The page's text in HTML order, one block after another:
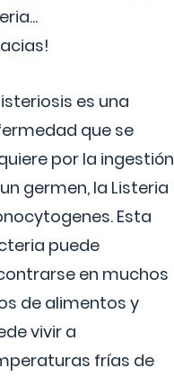
es una
que se
por la ingestión
germen, la Listeria
Esta
puede
en muchos
de alimentos y
vivir a
frías de